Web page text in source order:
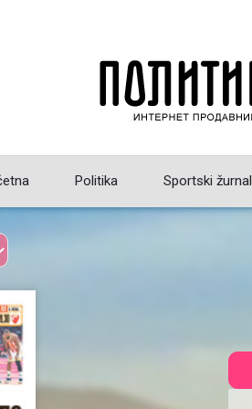
Politika Sportski žurnal